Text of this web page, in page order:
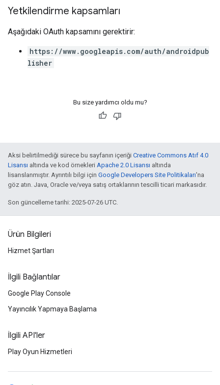
Yetkilendirme kapsamları
Aşağıdaki OAuth kapsamını gerektirir:
https://www.googleapis.com/auth/androidpub
lisher
Bu size yardımcı oldu mu?
Aksi belirtilmediği sürece bu sayfanın içeriği Creative Commons Atıf 4.0
Lisansı altında ve kod örnekleri Apache 2.0 Lisansı altında
lisanslanmıştır. Ayrıntılı bilgi için Google Developers Site Politikaları'na
göz atın. Java, Oracle ve/veya satış ortaklarının tescilli ticari markasıdır.
Son güncelleme tarihi: 2025-07-26 UTC.
Ürün Bilgileri
Hizmet Şartları
İlgili Bağlantılar
Google Play Console
Yayıncılık Yapmaya Başlama
İlgili API'ler
Play Oyun Hizmetleri